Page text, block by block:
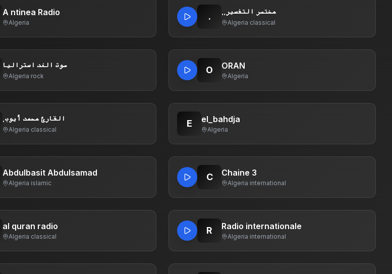
A ntinea Radio
Algeria
. ..مختصر التفسير
Algeria·classical
صوت الغد استراليا
Algeria·rock
O ORAN
Algeria
.القارئ محمد أيوب
Algeria·classical
E el_bahdja
Algeria
Abdulbasit Abdulsamad
Algeria·islamic
C Chaine 3
Algeria·international
al quran radio
Algeria·classical
R Radio internationale
Algeria·international